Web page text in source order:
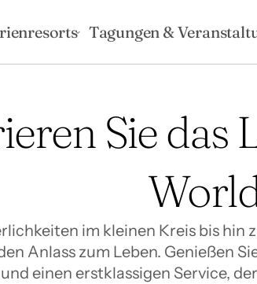
Sie das
im kleinen Kreis bis hin
Anlass zum Leben. Genießen
einen erstklassigen Service,
Tagungen &